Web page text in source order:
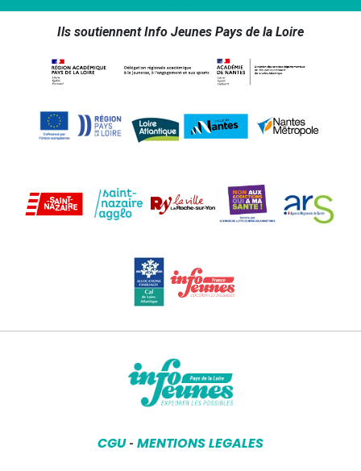
Ils soutiennent Info Jeunes Pays de la Loire
CGU- MENTIONS LEGALES